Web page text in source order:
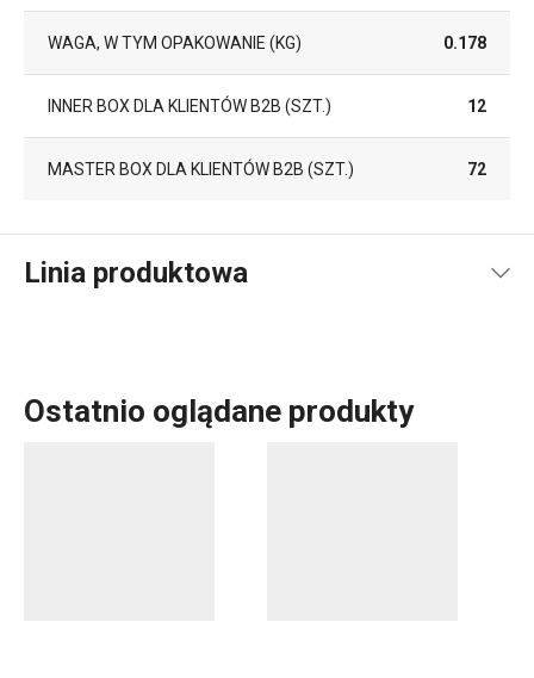
WAGA, W TYM OPAKOWANIE (KG) 0.178
INNER BOX DLA KLIENTÓW B2B (SZT.) 12
MASTER BOX DLA KLIENTÓW B2B (SZT.) 72
Linia produktowa
Ostatnio oglądane produkty